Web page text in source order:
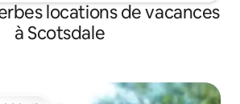
locations de vacances
à Scotsdale